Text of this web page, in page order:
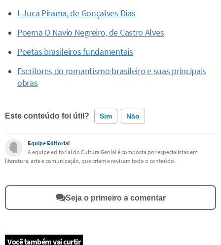
I-Juca Pirama, de Gonçalves Dias
Poema O Navio Negreiro, de Castro Alves
Poetas brasileiros fundamentais
Escritores do romantismo brasileiro e suas principais
obras
Este conteúdo foi útil? Sim Não
Este conteúdo contém informação incorreta
Este conteúdo não tem a informação que procuro
Outro
Equipe Editorial
A equipe editorial do Cultura Genial é composta por especialistas em
literatura, arte e comunicação, que criam e revisam todo o conteúdo.
Seja o primeiro a comentar
Você também vai curtir